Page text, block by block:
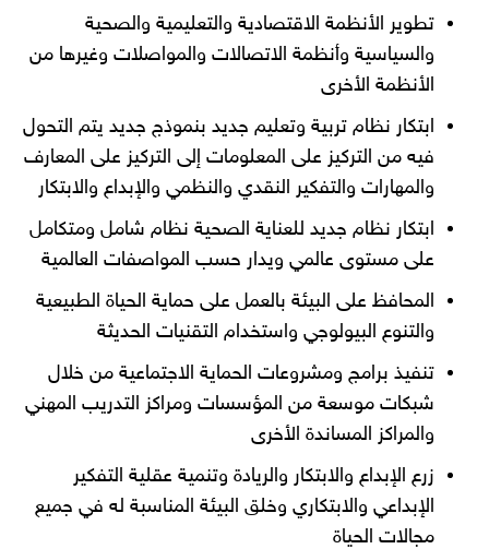
تطوير الأنظمة الاقتصادية والتعليمية والصحية
والسياسية وأنظمة الاتصالات والمواصلات وغيرها من
الأنظمة الأخرى
ابتكار نظام تربية وتعليم جديد بنموذج جديد يتم التحول
فيه من التركيز على المعلومات إلى التركيز على المعارف
والمهارات والتفكير النقدي والنظمي والإبداع والابتكار
ابتكار نظام جديد للعناية الصحية نظام شامل ومتكامل
على مستوى عالمي ويدار حسب المواصفات العالمية
المحافظ على البيئة بالعمل على حماية الحياة الطبيعية
والتنوع البيولوجي واستخدام التقنيات الحديثة
تنفيذ برامج ومشروعات الحماية الاجتماعية من خلال
شبكات موسعة من المؤسسات ومراكز التدريب المهني
والمراكز المساندة الأخرى
زرع الإبداع والابتكار والريادة وتنمية عقلية التفكير
الإبداعي والابتكاري وخلق البيئة المناسبة له في جميع
مجالات الحياة